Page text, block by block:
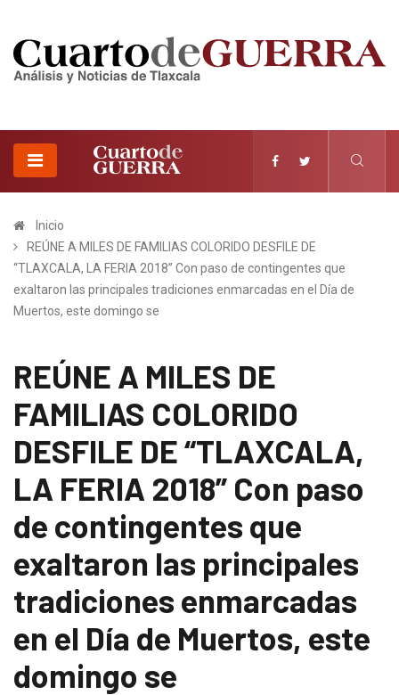
Inicio
REÚNE A MILES DE FAMILIAS COLORIDO DESFILE DE
“TLAXCALA, LA FERIA 2018” Con paso de contingentes que
exaltaron las principales tradiciones enmarcadas en el Día de
Muertos, este domingo se
REÚNE A MILES DE
FAMILIAS COLORIDO
DESFILE DE “TLAXCALA,
LA FERIA 2018” Con paso
de contingentes que
exaltaron las principales
tradiciones enmarcadas
en el Día de Muertos, este
domingo se